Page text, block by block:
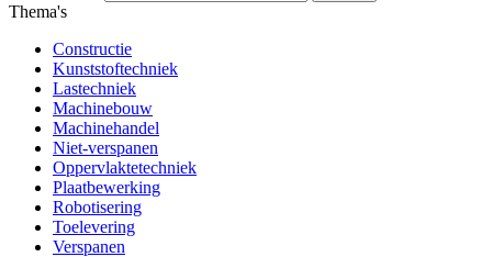
Thema's
Constructie
Kunststoftechniek
Lastechniek
Machinebouw
Machinehandel
Niet-verspanen
Oppervlaktetechniek
Plaatbewerking
Robotisering
Toelevering
Verspanen